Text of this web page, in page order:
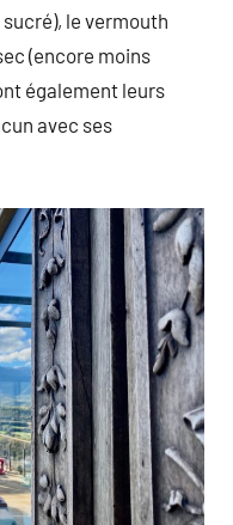
le vermouth
(encore moins
également leurs
avec ses